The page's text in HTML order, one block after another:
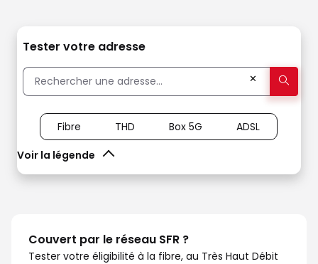
Tester votre adresse
✕
Voir la légende
Fibre THD Box 5G ADSL
Couvert par le réseau SFR ?
Tester votre éligibilité à la fibre, au Très Haut Débit